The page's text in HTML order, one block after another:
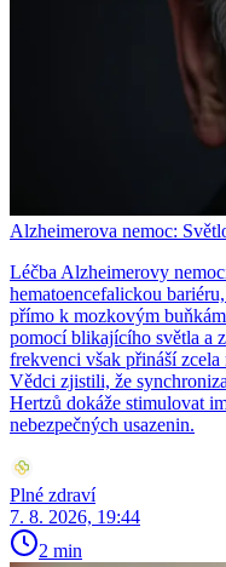
Alzheimerova nemoc:
Léčba Alzheimerovy
hematoencefalickou
přímo k mozkovým
pomocí blikajícího světla a
frekvenci však přináší zcela
Vědci zjistili, že
Hertzů dokáže stimulovat
nebezpečných usazenin.
Plné zdraví
7. 8. 2026, 19:44
2 min